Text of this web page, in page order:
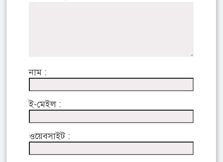
নাম :
ই-মেইল :
ওয়েবসাইট :